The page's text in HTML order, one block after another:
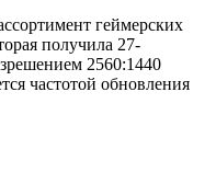
геймерских
получила 27-
2560:1440
частотой обновления